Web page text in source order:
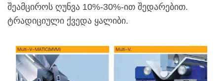
შეამციროს ღუნვა 10%-30%-ით შედარებით.
ტრადიციული ქვედა ყალიბი.